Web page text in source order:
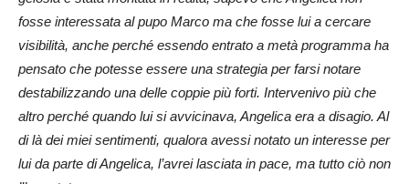
fosse interessata al pupo Marco ma che fosse lui a cercare
visibilità, anche perché essendo entrato a metà programma ha
pensato che potesse essere una strategia per farsi notare
destabilizzando una delle coppie più forti. Intervenivo più che
altro perché quando lui si avvicinava, Angelica era a disagio. Al
di là dei miei sentimenti, qualora avessi notato un interesse per
lui da parte di Angelica, l’avrei lasciata in pace, ma tutto ciò non